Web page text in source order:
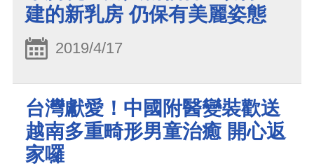
建的新乳房 仍保有美麗姿態
2019/4/17
台灣獻愛！中國附醫變裝歡送
越南多重畸形男童治癒 開心返
家囉